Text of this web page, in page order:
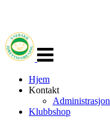
navigasjon
Hjem
Kontakt
Administrasjon
Klubbshop